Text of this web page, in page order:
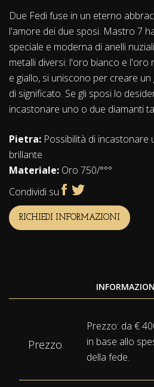
Due Fedi fuse in un eterno
l'amore dei due sposi. Mastro 7
speciale e moderna di anelli
metalli diversi: l'oro bianco e
e giallo, si uniscono per creare
di significato. Se gli sposi lo
incastonare uno o due diamanti
Pietra: Possibilità di incastonare
brillante
Materiale: Oro 750/°°°
Condividi su
RICHIEDI INFORMAZIONI
Prezzo
Prezzo: da €
in base allo
della fede.